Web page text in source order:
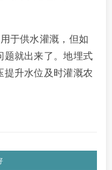
于供水灌溉，但如
题就出来了。地埋式
提升水位及时灌溉农